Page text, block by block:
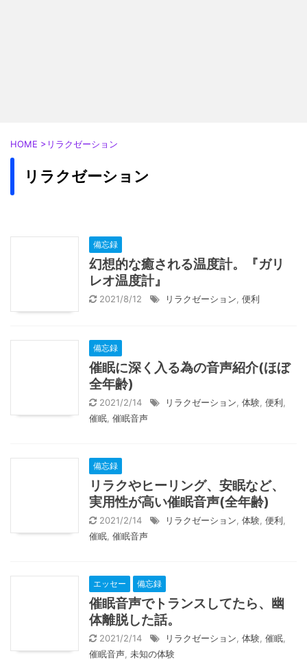
HOME > リラクゼーション
リラクゼーション
備忘録
幻想的な癒される温度計。『ガリ
レオ温度計』
2021/8/12 リラクゼーション 便利
備忘録
催眠に深く入る為の音声紹介(ほぼ
全年齢)
2021/2/14 リラクゼーション 体験 便利
催眠 催眠音声
備忘録
リラクやヒーリング、安眠など、
実用性が高い催眠音声(全年齢)
2021/2/14 リラクゼーション 体験 便利
催眠 催眠音声
エッセー 備忘録
催眠音声でトランスしてたら、幽
体離脱した話。
2021/2/14 リラクゼーション 体験 催眠
催眠音声 未知の体験